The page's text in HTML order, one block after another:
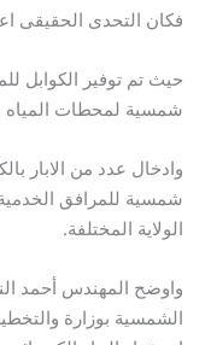
فكان التحدى الحقيقى
شمسية لمحطات المياه
شمسية للمرافق
الولاية المختلفة.
واوضح المهندس أحمد
الشمسية بوزارة